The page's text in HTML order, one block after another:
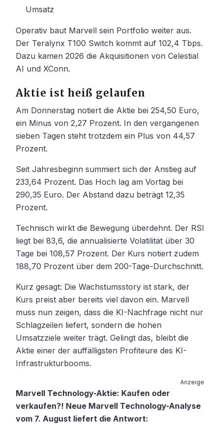
Umsatz
Operativ baut Marvell sein Portfolio weiter aus.
Der Teralynx T100 Switch kommt auf 102,4 Tbps.
Dazu kamen 2026 die Akquisitionen von Celestial
AI und XConn.
Aktie ist heiß gelaufen
Am Donnerstag notiert die Aktie bei 254,50 Euro,
ein Minus von 2,27 Prozent. In den vergangenen
sieben Tagen steht trotzdem ein Plus von 44,57
Prozent.
Seit Jahresbeginn summiert sich der Anstieg auf
233,64 Prozent. Das Hoch lag am Vortag bei
290,35 Euro. Der Abstand dazu beträgt 12,35
Prozent.
Technisch wirkt die Bewegung überdehnt. Der RSI
liegt bei 83,6, die annualisierte Volatilität über 30
Tage bei 108,57 Prozent. Der Kurs notiert zudem
188,70 Prozent über dem 200-Tage-Durchschnitt.
Kurz gesagt: Die Wachstumsstory ist stark, der
Kurs preist aber bereits viel davon ein. Marvell
muss nun zeigen, dass die KI-Nachfrage nicht nur
Schlagzeilen liefert, sondern die hohen
Umsatzziele weiter trägt. Gelingt das, bleibt die
Aktie einer der auffälligsten Profiteure des KI-
Infrastrukturbooms.
Anzeige
Marvell Technology-Aktie: Kaufen oder
verkaufen?! Neue Marvell Technology-Analyse
vom 7. August liefert die Antwort: